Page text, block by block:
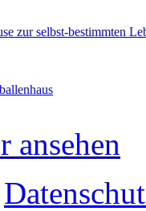
zur selbst-bestimmten
ansehen